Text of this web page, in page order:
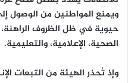
ويمنع المواطنين من الوصول
حيوية في ظل الظروف الراهنة،
الصحية، الإعلامية، والتعليمية.
وإذ تُحذر الهيئة من التبعات